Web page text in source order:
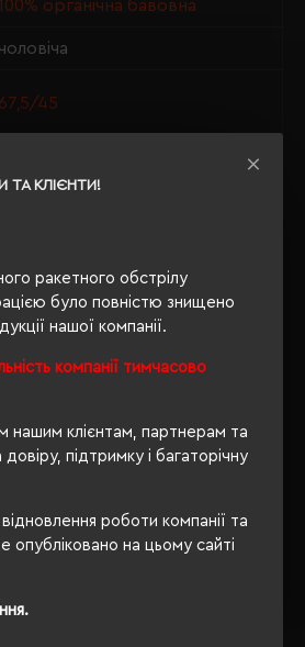
ТА КЛІЄНТИ!
ракетного обстрілу
було повністю знищено
нашої компанії.
компанії тимчасово
нашим клієнтам, партнерам та
підтримку і багаторічну
роботи компанії та
опубліковано на цьому сайті
органічна бавовна
чоловіча
67,5/45
TEX® Standard 100, PETA-
Approved Vegan, Organic 100
standard, Organic